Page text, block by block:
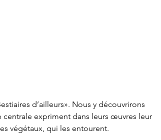
d’ailleurs». Nous y découvrirons
centrale expriment dans leurs œuvres leur
végétaux, qui les entourent.